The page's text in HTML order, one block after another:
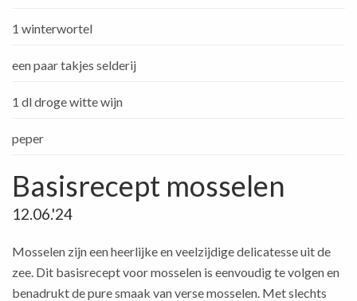
1 winterwortel
een paar takjes selderij
1 dl droge witte wijn
peper
Basisrecept mosselen
12.06.'24
Mosselen zijn een heerlijke en veelzijdige delicatesse uit de
zee. Dit basisrecept voor mosselen is eenvoudig te volgen en
benadrukt de pure smaak van verse mosselen. Met slechts